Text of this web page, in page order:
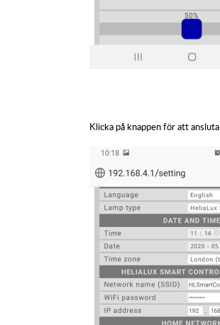
Klicka på knappen för att ansluta